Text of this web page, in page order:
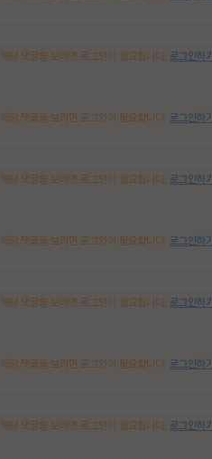
해당 댓글을 보려면 로그인이 필요합니다. 로그인하기
해당 댓글을 보려면 로그인이 필요합니다. 로그인하기
해당 댓글을 보려면 로그인이 필요합니다. 로그인하기
해당 댓글을 보려면 로그인이 필요합니다. 로그인하기
해당 댓글을 보려면 로그인이 필요합니다. 로그인하기
해당 댓글을 보려면 로그인이 필요합니다. 로그인하기
해당 댓글을 보려면 로그인이 필요합니다. 로그인하기